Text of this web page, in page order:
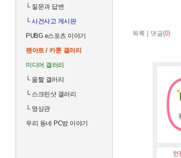
└질문과 답변
└사건사고 게시판
PUBG e스포츠 이야기
팬아트 / 카툰 갤러리
미디어 갤러리
└움짤 갤러리
└스크린샷 갤러리
└영상관
우리 동네 PC방 이야기
목록 댓글(0)
인